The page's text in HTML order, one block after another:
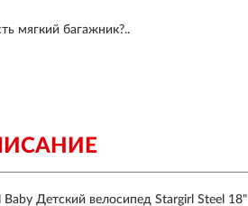
мягкий багажник?..
Baby Детский велосипед Stargirl Steel 18"